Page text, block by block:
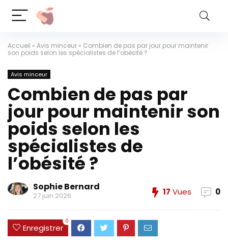
Accueil » Avis minceur » Combien de pas par jour pour maintenir
son poids selon les spécialistes de l’obésité ?
Avis minceur
Combien de pas par
jour pour maintenir son
poids selon les
spécialistes de
l’obésité ?
Sophie Bernard
27 juin 2026 17 Vues 0
Enregistrer
0